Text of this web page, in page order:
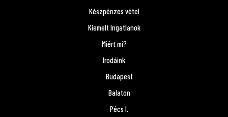
Készpénzes vétel
Kiemelt Ingatlanok
Miért mi?
Irodáink
Budapest
Balaton
Pécs I.